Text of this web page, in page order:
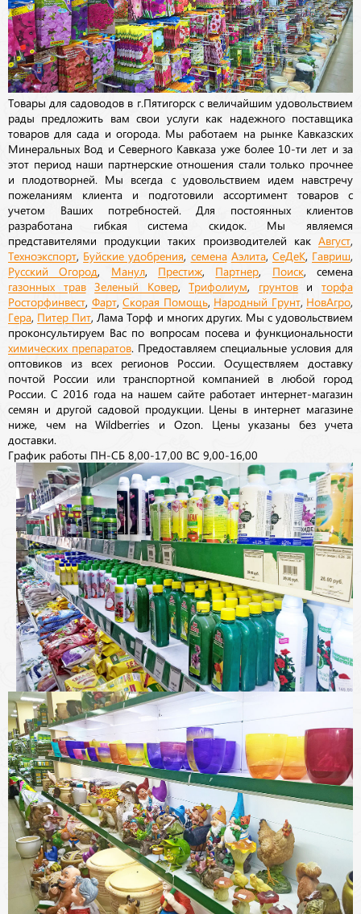
Товары для садоводов в г.Пятигорск с величайшим удовольствием
рады предложить вам свои услуги как надежного поставщика
товаров для сада и огорода. Мы работаем на рынке Кавказских
Минеральных Вод и Северного Кавказа уже более 10-ти лет и за
этот период наши партнерские отношения стали только прочнее
и плодотворней. Мы всегда с удовольствием идем навстречу
пожеланиям клиента и подготовили ассортимент товаров с
учетом Ваших потребностей. Для постоянных клиентов
разработана гибкая система скидок. Мы являемся
представителями продукции таких производителей как Август
Техноэкспорт Буйские удобрения семена Аэлита, СеДеК Гавриш
Русский Огород Манул, Престиж Партнер Поиск, семена
газонных трав Зеленый Ковер,Трифолиум грунтовиторфа
Росторфинвест Фарт, Скорая Помощь Народный Грунт, НовАгро
Гера Питер Пит , Лама Торф и многих других. Мы с удовольствием
проконсультируем Вас по вопросам посева и функциональности
химических препаратов. Предоставляем специальные условия для
оптовиков из всех регионов России. Осуществляем доставку
почтой России или транспортной компанией в любой город
России. С 2016 года на нашем сайте работает интернет-магазин
семян и другой садовой продукции. Цены в интернет магазине
ниже, чем на Wildberries и Ozon. Цены указаны без учета
доставки.
График работы ПН-СБ 8,00-17,00 ВС 9,00-16,00